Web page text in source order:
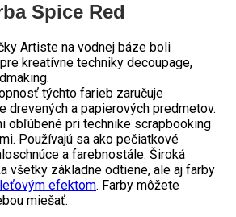
Spice Red
Artiste na vodnej báze boli
kreatívne techniky decoupage,
týchto farieb zaručuje
drevených a papierových predmetov.
obľúbené pri technike scrapbooking
Používajú sa ako pečiatkové
a farebnostále. Široká
všetky základne odtiene, ale aj farby
efektom. Farby môžete
miešať.